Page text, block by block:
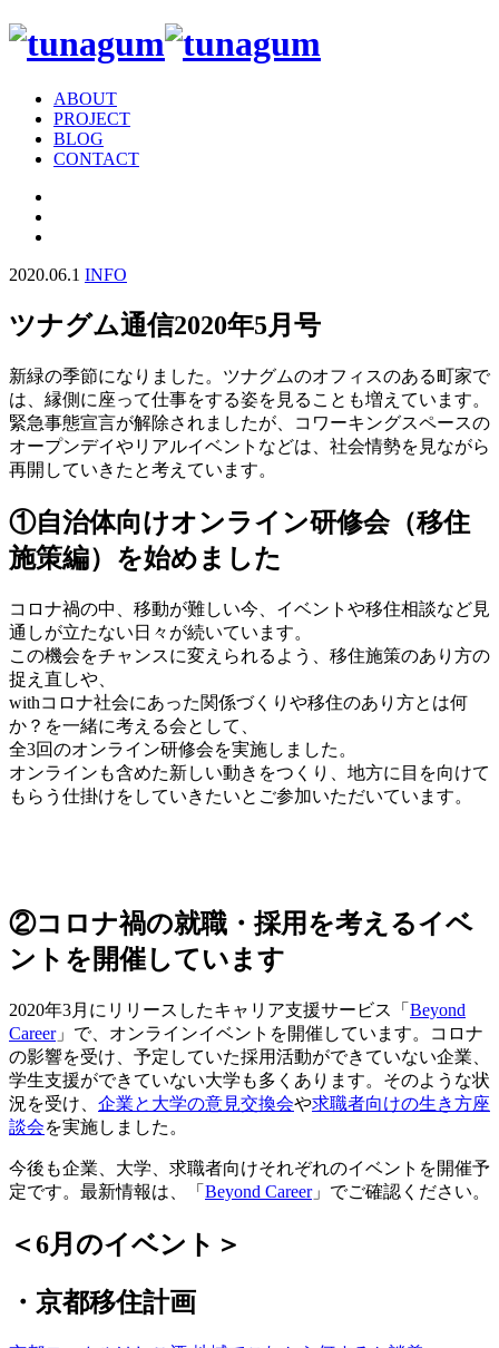
ABOUT
PROJECT
BLOG
CONTACT
2020.06.1 INFO
ツナグム通信2020年5月号
新緑の季節になりました。ツナグムのオフィスのある町家で
は、縁側に座って仕事をする姿を見ることも増えています。
緊急事態宣言が解除されましたが、コワーキングスペースの
オープンデイやリアルイベントなどは、社会情勢を見ながら
再開していきたと考えています。
①自治体向けオンライン研修会（移住
施策編）を始めました
コロナ禍の中、移動が難しい今、イベントや移住相談など見
通しが立たない日々が続いています。
この機会をチャンスに変えられるよう、移住施策のあり方の
捉え直しや、
withコロナ社会にあった関係づくりや移住のあり方とは何
か？を一緒に考える会として、
全3回のオンライン研修会を実施しました。
オンラインも含めた新しい動きをつくり、地方に目を向けて
もらう仕掛けをしていきたいとご参加いただいています。
②コロナ禍の就職・採用を考えるイベ
ントを開催しています
2020年3月にリリースしたキャリア支援サービス「 Beyond
Career」で、オンラインイベントを開催しています。コロナ
の影響を受け、予定していた採用活動ができていない企業、
学生支援ができていない大学も多くあります。そのような状
況を受け、 企業と大学の意見交換会や求職者向けの生き方座
談会を実施しました。
今後も企業、大学、求職者向けそれぞれのイベントを開催予
定です。最新情報は、「 Beyond Career」でご確認ください。
＜6月のイベント＞
・京都移住計画